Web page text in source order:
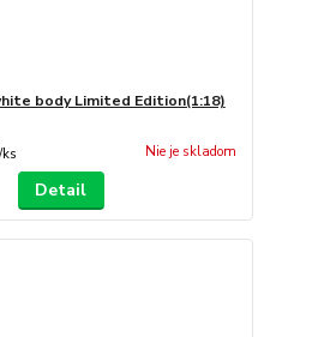
body Limited Edition(1:18)
ks Nie je skladom
Detail